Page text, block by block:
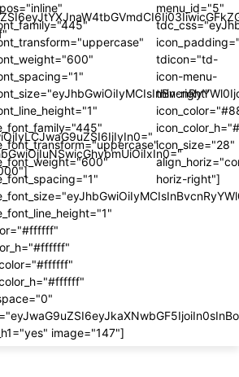
image="147"]
menu_id="5"
tdicon="td-
icon-menu-
thin-right"
icon_size="28"
horiz-right"]